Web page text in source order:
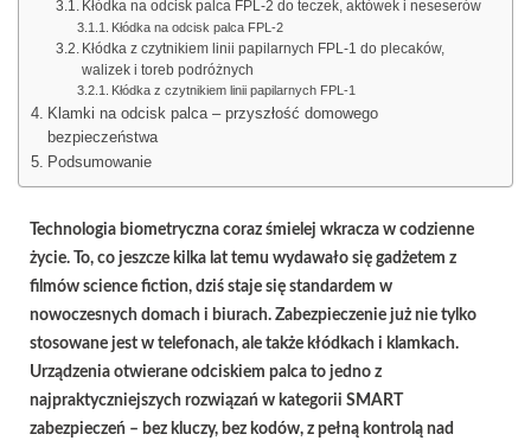
Kłódka na odcisk palca FPL-2 do teczek, aktówek i neseserów
Kłódka na odcisk palca FPL-2
Kłódka z czytnikiem linii papilarnych FPL-1 do plecaków,
walizek i toreb podróżnych
Kłódka z czytnikiem linii papilarnych FPL-1
Klamki na odcisk palca – przyszłość domowego
bezpieczeństwa
Podsumowanie
Technologia biometryczna coraz śmielej wkracza w codzienne
życie. To, co jeszcze kilka lat temu wydawało się gadżetem z
filmów science fiction, dziś staje się standardem w
nowoczesnych domach i biurach. Zabezpieczenie już nie tylko
stosowane jest w telefonach, ale także kłódkach i klamkach.
Urządzenia otwierane odciskiem palca to jedno z
najpraktyczniejszych rozwiązań w kategorii SMART
zabezpieczeń – bez kluczy, bez kodów, z pełną kontrolą nad